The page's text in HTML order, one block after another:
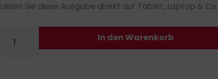
Lesen Sie diese Ausgabe direkt auf Tablet, Laptop & Co.
In den Warenkorb